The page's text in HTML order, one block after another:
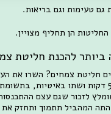
גם טעימות וגם בריאות.
הן תחליף מצויין.
ביותר להכנת חליטת
חליטת צמחים? השרו את
רותחים, המתינו 5-10 דקות ושתו
לזכור שגם עצם
המהביל תתמוך ותחזק את